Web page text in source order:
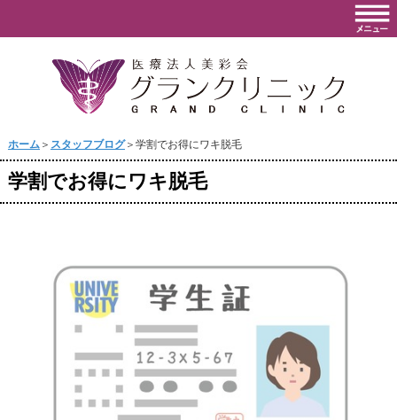
ホーム＞ スタッフブログ＞学割でお得にワキ脱毛
学割でお得にワキ脱毛